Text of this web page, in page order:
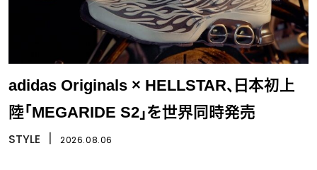
adidas Originals × HELLSTAR、日本初上
陸「MEGARIDE S2」を世界同時発売
STYLE 2026.08.06